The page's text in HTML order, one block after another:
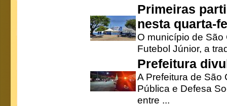
Primeiras
nesta quarta-
O município de
Futebol Júnior, a
Prefeitura
A Prefeitura de São
Pública e Defesa
entre ...